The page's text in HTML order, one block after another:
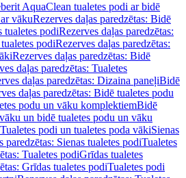
AquaClean tualetes podi ar bidē
vākuRezerves daļas paredzētas: Bidē
tualetes podiRezerves daļas paredzētas:
podiRezerves daļas paredzētas:
Rezerves daļas paredzētas: Bidē
daļas paredzētas: Tualetes
daļas paredzētas: Dizaina paneļiBidē
daļas paredzētas: Bidē tualetes podu
podu un vāku komplektiemBidē
un bidē tualetes podu un vāku
Tualetes podi un tualetes poda vākiSienas
paredzētas: Sienas tualetes podiTualetes
Tualetes podiGrīdas tualetes
Grīdas tualetes podiTualetes podi